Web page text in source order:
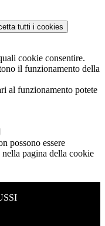
tutti i cookies
cookie consentire.
il funzionamento della
al funzionamento potete
possono essere
pagina della cookie